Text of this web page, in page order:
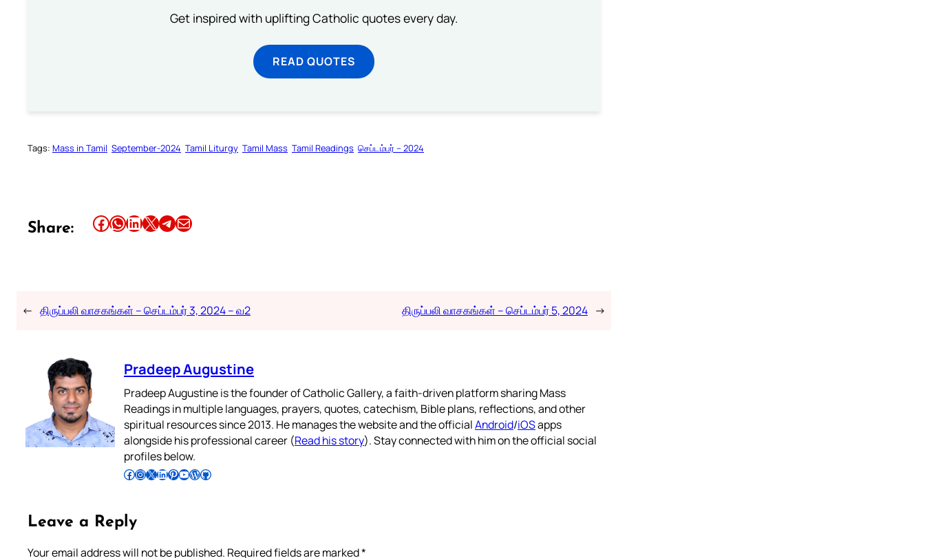
Get inspired with uplifting Catholic quotes every day.
READ QUOTES
Tags: Mass in Tamil September-2024 Tamil Liturgy Tamil Mass Tamil Readings செப்டம்பர் – 2024
Share: Share this article on Facebook Share this article on WhatsApp Share this article on LinkedIn Share this article on X Share this article on TelegramEmail this Article
← திருப்பலி வாசகங்கள் – செப்டம்பர் 3, 2024 – வ2 திருப்பலி வாசகங்கள் – செப்டம்பர் 5, 2024 →
Pradeep Augustine
Pradeep Augustine is the founder of Catholic Gallery, a faith-driven platform sharing Mass
Readings in multiple languages, prayers, quotes, catechism, Bible plans, reflections, and other
spiritual resources since 2013. He manages the website and the officialAndroid/iOSapps
alongside his professional career (Read his story). Stay connected with him on the official social
profiles below.
Follow Pradeep on Facebook Follow Pradeep on InstagramFollow Pradeep on X Follow Pradeep on LinkedIn Follow Pradeep on Pinterest Subscribe to Pradeep’s Youtube Channel Follow Pradeep on WordPress Follow Pradeep on GitHub
Leave a Reply
Your email address will not be published. Required fields are marked*